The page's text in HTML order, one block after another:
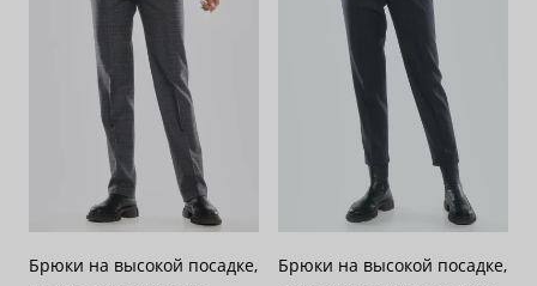
Брюки на высокой посадке,
Брюки на высокой посадке,